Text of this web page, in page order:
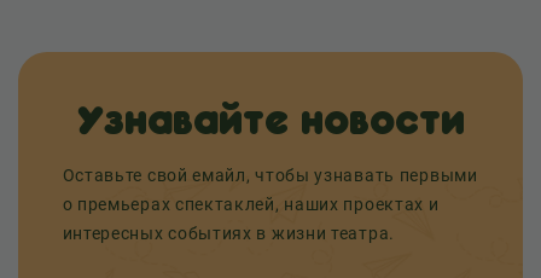
Узнавайте новости
Оставьте свой емайл, чтобы узнавать первыми
о премьерах спектаклей, наших проектах и
интересных событиях в жизни театра.